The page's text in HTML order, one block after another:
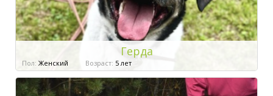
Герда
Пол: Женский Возраст: 5 лет